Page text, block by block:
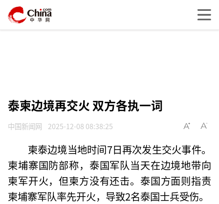
泰柬边境再交火 双方各执一词
中国新闻网 2025-12-08 08:38:25
柬泰边境当地时间7日再次发生交火事件。
柬埔寨国防部称，泰国军队当天在边境地带向
柬军开火，但柬方没有还击。泰国方面则指责
柬埔寨军队率先开火，导致2名泰国士兵受伤。